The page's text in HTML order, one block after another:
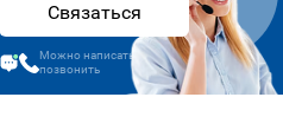
Связаться
Можно написать или
позвонить